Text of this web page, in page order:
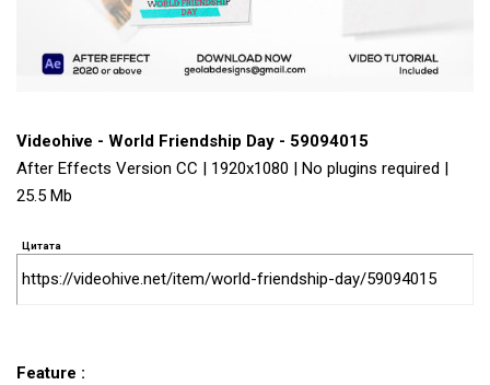
Videohive - World Friendship Day - 59094015
After Effects Version CC | 1920x1080 | No plugins required |
25.5 Mb
Цитата
https://videohive.net/item/world-friendship-day/59094015
Feature :